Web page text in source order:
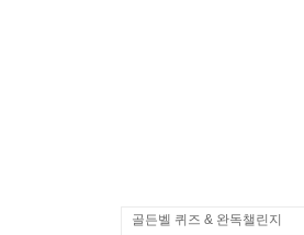
골든벨 퀴즈 & 완독챌린지